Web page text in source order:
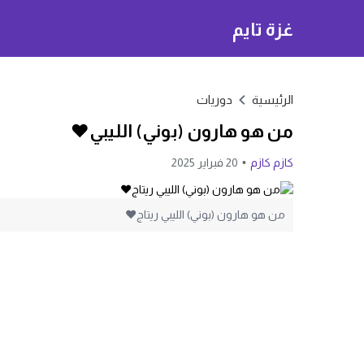
غزة تايم
الرئيسية دوريات
من هو هارون (بوني) الليبي❤️
كازم كازم 20 فبراير 2025
من هو هارون (بوني) الليبي ريتاج❤️